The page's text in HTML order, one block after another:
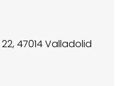
47014 Valladolid